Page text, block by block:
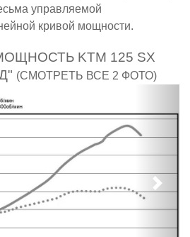
управляемой
кривой мощности.
KTM 125 SX
(СМОТРЕТЬ ВСЕ 2 ФОТО)